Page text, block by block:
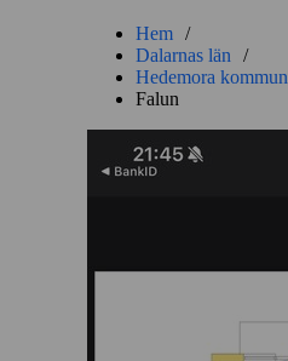
Hem /
Dalarnas län
/
Hedemora kommun
Falun